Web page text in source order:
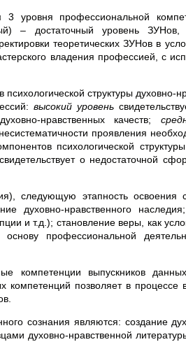
уровня профессиональной
– достаточный уровень
теоретических ЗУНов в
владения профессией, с
структуры духовно-
высокий уровень
нравственных качеств;
проявления
психологической
о недостаточной
следующую этапность освоения
духовно-нравственного
и т.д.); становление веры, как
основу профессиональной
компетенции выпускников данных
позволяет в процессе
сознания являются: создание
духовно-нравственной